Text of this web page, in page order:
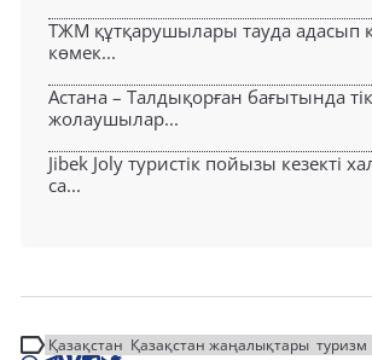
ТЖМ құтқарушылары тауда адасып
көмек...
Астана – Талдықорған бағытында
жолаушылар...
Jibek Joly туристік пойызы кезекті
са...
Қазақстан Қазақстан жаңалықтары туризм